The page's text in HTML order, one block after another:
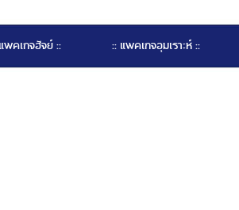
พคเกจฮัจย์ :: :: แพคเกจอุมเราะห์ ::